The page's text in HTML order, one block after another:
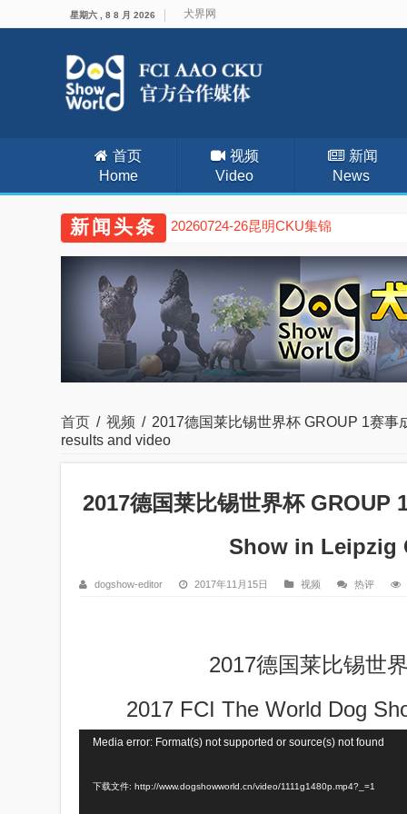
星期六 , 8 8 月 2026 犬界网
首页
Home
视频
Video
新闻
News
新闻头条 20260724-26昆明CKU集锦
首页 / 视频 / 2017德国莱比锡世界杯 GROUP 1赛
results and video
2017德国莱比锡世界杯
Show in Leipzig
dogshow-editor 2017年11月15日 视频 热评
2017德国莱比锡世
2017 FCI The World Dog
Media error: Format(s) not supported or source(s) not found
下载文件: http://www.dogshowworld.cn/video/1111g1480p.mp4?_=1